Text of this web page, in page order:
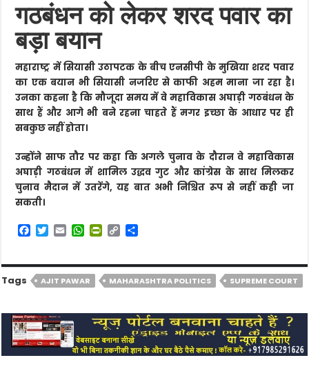
गठबंधन को लेकर शरद पवार का
बड़ा बयान
महाराष्ट्र में सियासी उठापटक के बीच एनसीपी के मुखिया शरद पवार
का एक बयान भी सियासी नजरिए से काफी अहम माना जा रहा है।
उनका कहना है कि मौजूदा समय में वे महाविकास अघाड़ी गठबंधन के
साथ हैं और आगे भी बने रहना चाहते हैं मगर इच्छा के आधार पर ही
सबकुछ नहीं होता।
उन्होंने साफ तौर पर कहा कि अगले चुनाव के दौरान वे महाविकास
अघाड़ी गठबंधन में शामिल उद्धव गुट और कांग्रेस के साथ मिलकर
चुनाव मैदान में उतरेंगे, यह बात अभी निश्चित रूप से नहीं कही जा
सकती।
F
e
b
o
k
T
t
t
e
E
i
l
W
t
s
A
p
P
n
t
F
i
e
n
d
C
y
L
i
k
r
e
Tags AJIT PAWAR MAHARASHTRA POLITICS SUPREME COURT